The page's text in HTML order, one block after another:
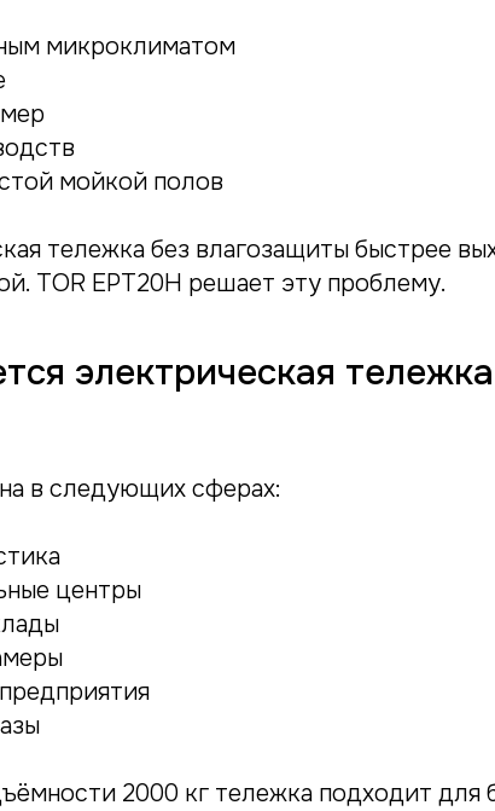
микроклиматом
мойкой полов
тележка без влагозащиты быстрее
TOR EPT20H решает эту проблему.
электрическая
в следующих сферах:
центры
2000 кг тележка подходит для